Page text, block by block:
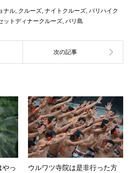
ナル, クルーズ, ナイトクルーズ, バリハイク
ットディナークルーズ, バリ島
やっ
ウルワツ寺院は是非行った方